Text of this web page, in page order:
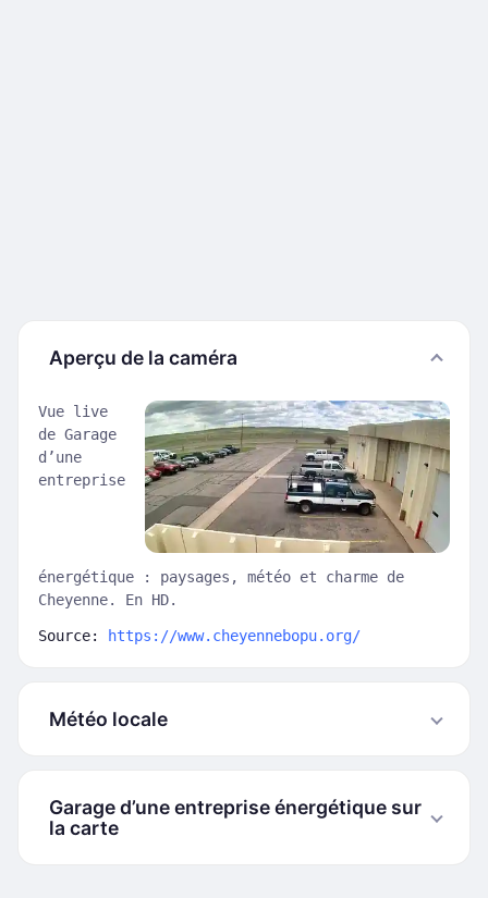
Aperçu de la caméra
Vue live
de Garage
d’une
entreprise
énergétique : paysages, météo et charme de
Cheyenne. En HD.
Source: https://www.cheyennebopu.org/
Météo locale
Garage d’une entreprise énergétique sur
la carte